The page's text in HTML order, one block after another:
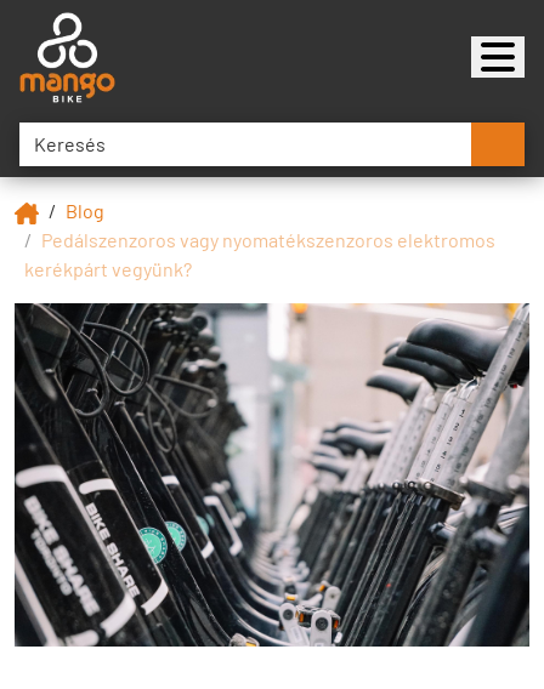
Blog
Pedálszenzoros vagy nyomatékszenzoros elektromos
kerékpárt vegyünk?